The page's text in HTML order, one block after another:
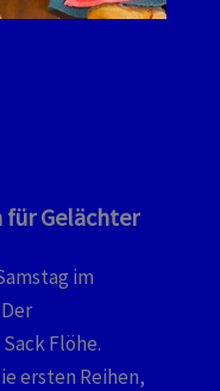
für Gelächter
im
Flöhe.
ersten Reihen,